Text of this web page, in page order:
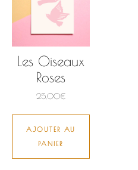
Les Oiseaux
Roses
25,00€
AJOUTER AU
PANIER